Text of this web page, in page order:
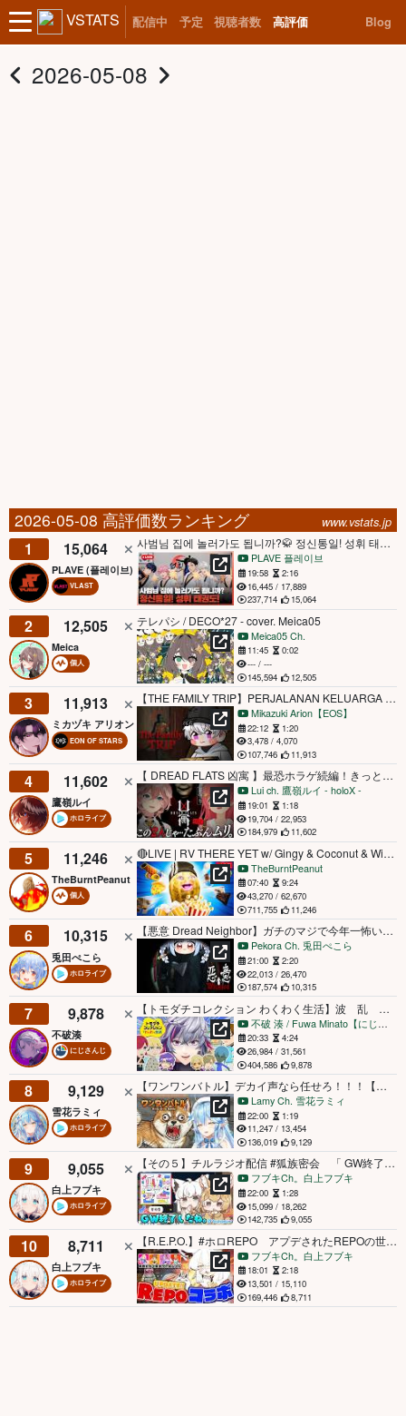
VSTATS 配信中 予定 視聴者数 高評価 Blog
2026-05-08
2026-05-08 高評価数ランキング www.vstats.jp
1 15,064
PLAVE (플레이브)
VLAST
사범님 집에 놀러가도 됩니까?🥋 정신통일! 성휘 태권도!👊 💙💜🩷❤️🖤 | #플레이브 PLAVE | PLAVE Live Full Ver.
PLAVE 플레이브
19:58
2:16
16,445 / 17,889
237,714
15,064
2 12,505
Meica
個人
テレパシ / DECO*27 - cover. Meica05
Meica05 Ch.
11:45
0:02
--- / ---
145,594
12,505
3 11,913
ミカヅキ アリオン
EON OF STARS
【THE FAMILY TRIP】PERJALANAN KELUARGA INI BERAKHIR MENGERIKAN!
Mikazuki Arion【EOS】
22:12
1:20
3,478 / 4,070
107,746
11,913
4 11,602
鷹嶺ルイ
ホロライブ
【 DREAD FLATS 凶寓 】最恐ホラゲ続編！きっと余裕だよにぇ…にぇ…？ #みこったかにぇ【さくらみこ/鷹嶺ルイ/ホロライブ】
Lui ch. 鷹嶺ルイ - holoX -
19:01
1:18
19,704 / 22,953
184,979
11,602
5 11,246
TheBurntPeanut
個人
🔴LIVE | RV THERE YET w/ Gingy & Coconut & Winnie | THICC MEN THURSDAY | #BUNGULATE
TheBurntPeanut
07:40
9:24
43,270 / 62,670
711,755
11,246
6 10,315
兎田ぺこら
ホロライブ
【悪意 Dread Neighbor】ガチのマジで今年一怖いホラゲーが決まりそうです。ぺこ！【ホロライブ/兎田ぺこら】
Pekora Ch. 兎田ぺこら
21:00
2:20
22,013 / 26,470
187,574
10,315
7 9,878
不破湊
にじさんじ
【トモダチコレクション わくわく生活】波 乱 万 丈【不破湊/にじさんじ】
不破 湊 / Fuwa Minato【にじさんじ】
20:33
4:24
26,984 / 31,561
404,586
9,878
8 9,129
雪花ラミィ
ホロライブ
【ワンワンバトル】デカイ声なら任せろ！！！【雪花ラミィ /ホロライブ】
Lamy Ch. 雪花ラミィ
22:00
1:19
11,247 / 13,454
136,019
9,129
9 9,055
白上フブキ
ホロライブ
【その５】チルラジオ配信 #狐族密会 「 GW終了したね。」【ホロライブ/白上フブキ/尾丸ポルカ】
フブキCh。白上フブキ
22:00
1:28
15,099 / 18,262
142,735
9,055
10 8,711
白上フブキ
ホロライブ
【R.E.P.O.】#ホロREPO アプデされたREPOの世界へレッツゴォオオオ！！！！ 【ホロライブ/白上フブキ】
フブキCh。白上フブキ
18:01
2:18
13,501 / 15,110
169,446
8,711